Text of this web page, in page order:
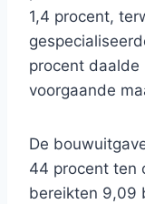
1,4 procent,
procent daalde
voorgaande
De
44 procent ten
bereikten 9,09